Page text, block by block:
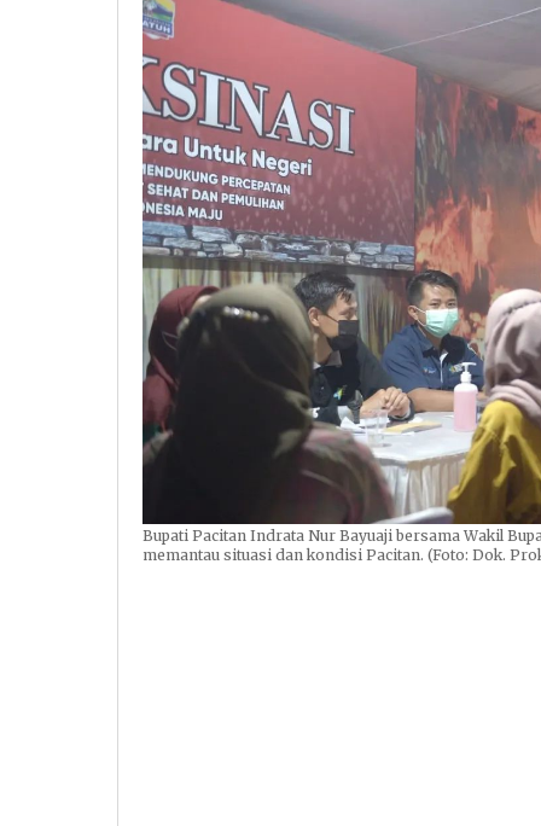
Bupati Pacitan Indrata Nur Bayuaji bersama Wakil
memantau situasi dan kondisi Pacitan. (Foto: Dok.